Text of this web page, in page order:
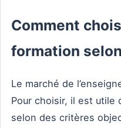
Comment
formation
Le marché de
Pour choisir, il est utile
selon des critères